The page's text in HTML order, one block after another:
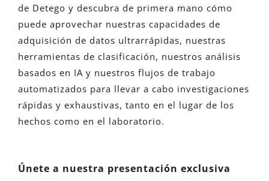
de Detego y descubra de primera mano cómo
puede aprovechar nuestras capacidades de
adquisición de datos ultrarrápidas, nuestras
herramientas de clasificación, nuestros análisis
basados en IA y nuestros flujos de trabajo
automatizados para llevar a cabo investigaciones
rápidas y exhaustivas, tanto en el lugar de los
hechos como en el laboratorio.
Únete a nuestra presentación exclusiva